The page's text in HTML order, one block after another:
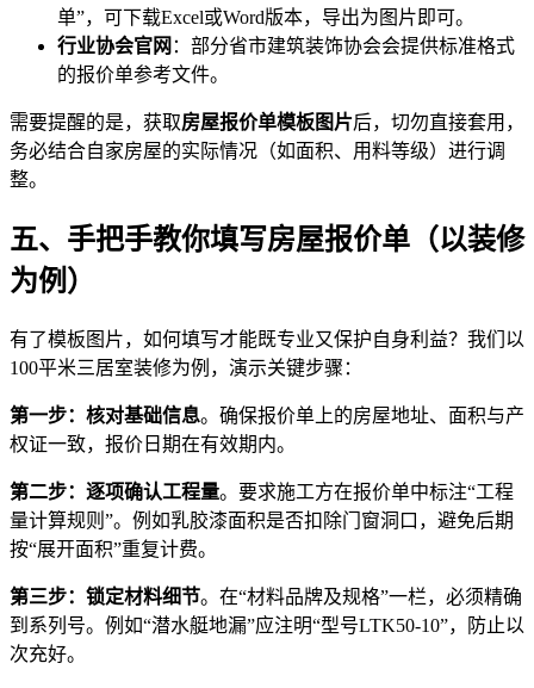
单”，可下载Excel或Word版本，导出为图片即可。
行业协会官网 ：部分省市建筑装饰协会会提供标准格式
的报价单参考文件。
需要提醒的是，获取房屋报价单模板图片后，切勿直接套用，
务必结合自家房屋的实际情况（如面积、用料等级）进行调
整。
五、手把手教你填写房屋报价单（以装修
为例）
有了模板图片，如何填写才能既专业又保护自身利益？我们以
100平米三居室装修为例，演示关键步骤：
第一步：核对基础信息。确保报价单上的房屋地址、面积与产
权证一致，报价日期在有效期内。
第二步：逐项确认工程量。要求施工方在报价单中标注“工程
量计算规则”。例如乳胶漆面积是否扣除门窗洞口，避免后期
按“展开面积”重复计费。
第三步：锁定材料细节。在“材料品牌及规格”一栏，必须精确
到系列号。例如“潜水艇地漏”应注明“型号LTK50-10”，防止以
次充好。